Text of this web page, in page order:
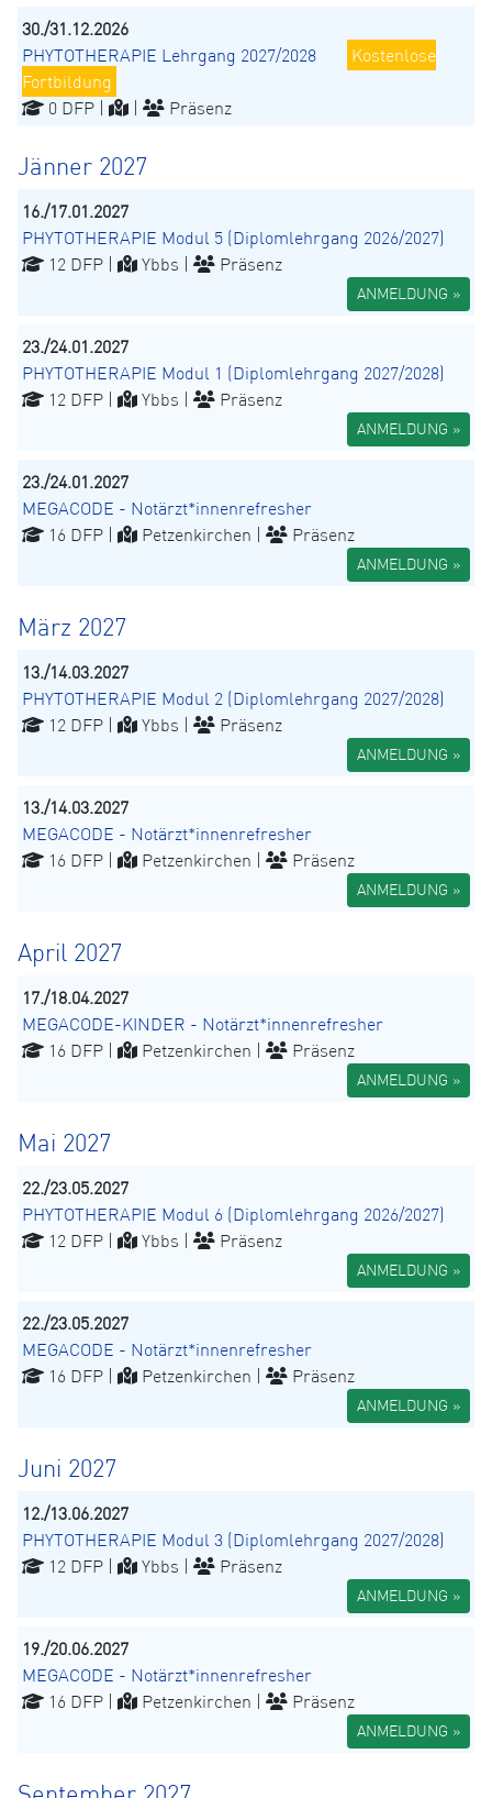
30./31.12.2026
PHYTOTHERAPIE Lehrgang 2027/2028
Kostenlose
Fortbildung
0 DFP |
Präsenz
Jänner 2027
16./17.01.2027
PHYTOTHERAPIE Modul 5 (Diplomlehrgang 2026/2027)
12 DFP |
Ybbs | Präsenz
ANMELDUNG »
23./24.01.2027
PHYTOTHERAPIE Modul 1 (Diplomlehrgang 2027/2028)
12 DFP |
Ybbs | Präsenz
ANMELDUNG »
23./24.01.2027
MEGACODE - Notärzt*innenrefresher
16 DFP |
Petzenkirchen | Präsenz
ANMELDUNG »
März 2027
13./14.03.2027
PHYTOTHERAPIE Modul 2 (Diplomlehrgang 2027/2028)
12 DFP |
Ybbs | Präsenz
ANMELDUNG »
13./14.03.2027
MEGACODE - Notärzt*innenrefresher
16 DFP |
Petzenkirchen | Präsenz
ANMELDUNG »
April 2027
17./18.04.2027
MEGACODE-KINDER - Notärzt*innenrefresher
16 DFP |
Petzenkirchen | Präsenz
ANMELDUNG »
Mai 2027
22./23.05.2027
PHYTOTHERAPIE Modul 6 (Diplomlehrgang 2026/2027)
12 DFP |
Ybbs | Präsenz
ANMELDUNG »
22./23.05.2027
MEGACODE - Notärzt*innenrefresher
16 DFP |
Petzenkirchen | Präsenz
ANMELDUNG »
Juni 2027
12./13.06.2027
PHYTOTHERAPIE Modul 3 (Diplomlehrgang 2027/2028)
12 DFP |
Ybbs | Präsenz
ANMELDUNG »
19./20.06.2027
MEGACODE - Notärzt*innenrefresher
16 DFP |
Petzenkirchen | Präsenz
ANMELDUNG »